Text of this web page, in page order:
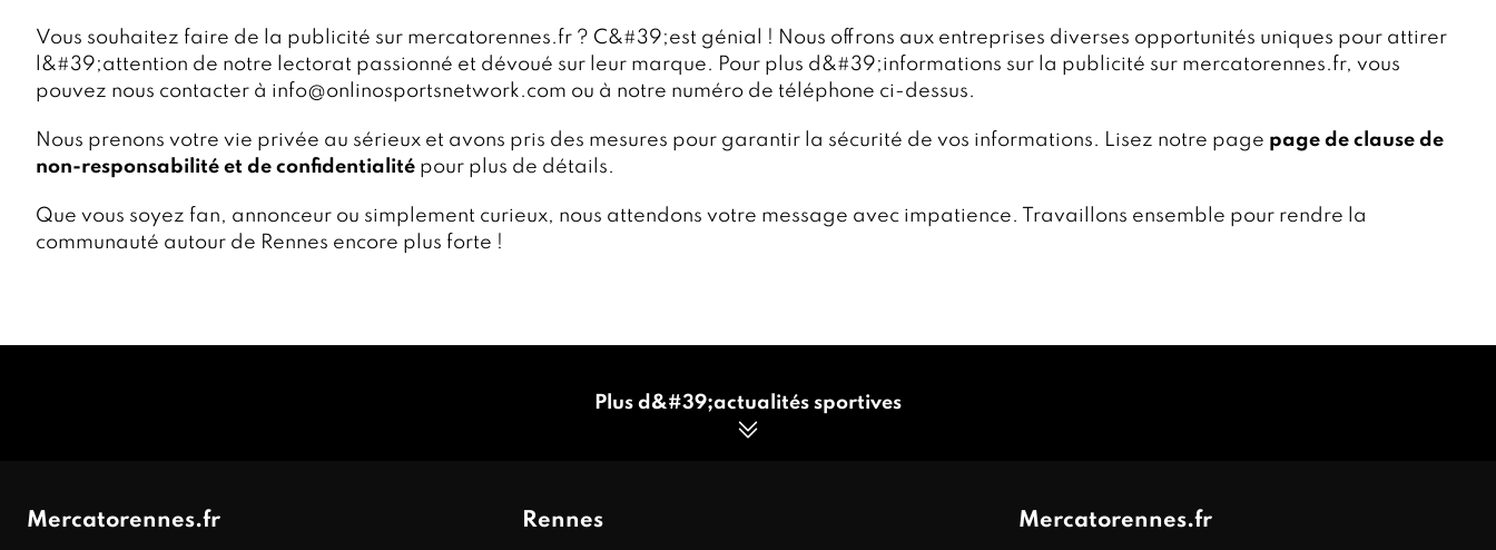
Vous souhaitez faire de la publicité sur mercatorennes.fr ? C&#39;est génial ! Nous offrons aux entreprises diverses opportunités uniques pour attirer
l&#39;attention de notre lectorat passionné et dévoué sur leur marque. Pour plus d&#39;informations sur la publicité sur mercatorennes.fr, vous
pouvez nous contacter à info@onlinosportsnetwork.com ou à notre numéro de téléphone ci-dessus.
Nous prenons votre vie privée au sérieux et avons pris des mesures pour garantir la sécurité de vos informations. Lisez notre page page de clause de
non-responsabilité et de confidentialité pour plus de détails.
Que vous soyez fan, annonceur ou simplement curieux, nous attendons votre message avec impatience. Travaillons ensemble pour rendre la
communauté autour de Rennes encore plus forte !
Plus d&#39;actualités sportives
Mercatorennes.fr Rennes Mercatorennes.fr